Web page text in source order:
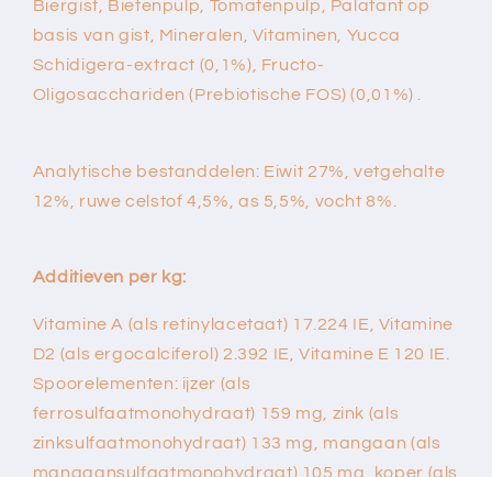
Biergist, Bietenpulp, Tomatenpulp, Palatant op
basis van gist, Mineralen, Vitaminen, Yucca
Schidigera-extract (0,1%), Fructo-
Oligosacchariden (Prebiotische FOS) (0,01%) .
Analytische bestanddelen: Eiwit 27%, vetgehalte
12%, ruwe celstof 4,5%, as 5,5%, vocht 8%.
Additieven per kg:
Vitamine A (als retinylacetaat) 17.224 IE, Vitamine
D2 (als ergocalciferol) 2.392 IE, Vitamine E 120 IE.
Spoorelementen: ijzer (als
ferrosulfaatmonohydraat) 159 mg, zink (als
zinksulfaatmonohydraat) 133 mg, mangaan (als
mangaansulfaatmonohydraat) 105 mg, koper (als